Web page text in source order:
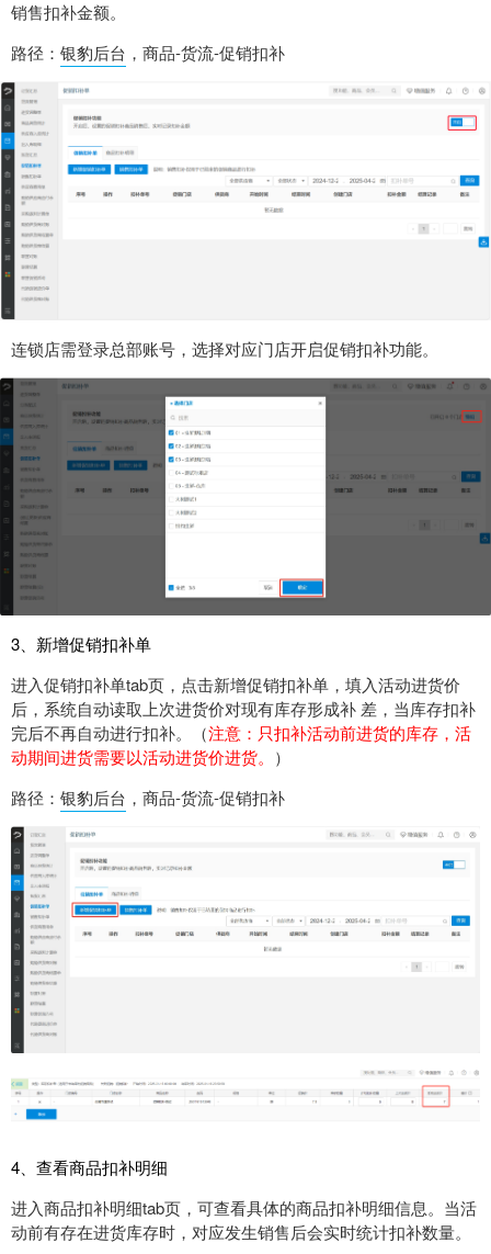
销售扣补金额。
路径： 银豹后台 ，商品-货流-促销扣补
连锁店需登录总部账号，选择对应门店开启促销扣补功能。
3、新增促销扣补单
进入促销扣补单tab页，点击新增促销扣补单，填入活动进货价
后，系统自动读取上次进货价对现有库存形成补 差，当库存扣补
完后不再自动进行扣补。（注意：只扣补活动前进货的库存，活
动期间进货需要以活动进货价进货。 ）
路径： 银豹后台 ，商品-货流-促销扣补
4、查看商品扣补明细
进入商品扣补明细tab页，可查看具体的商品扣补明细信息。当活
动前有存在进货库存时，对应发生销售后会实时统计扣补数量。